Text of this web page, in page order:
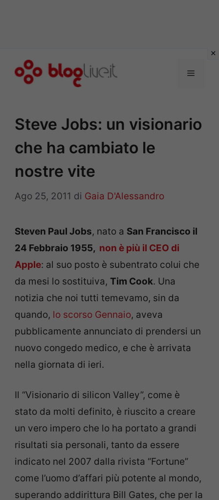
Menu
Steve Jobs: un visionario
che ha cambiato le
nostre vite
Ago 25, 2011 di Gaia D'Alessandro
Steven Paul Jobs, nato a San Francisco il
24 Febbraio 1955, non è più il CEO di
Apple: al suo posto è subentrato colui che
da mesi lo sostituiva, Tim Cook. Una
notizia che noi tutti temevamo, sin da
quando, lo scorso Gennaio, aveva
pubblicamente annunciato di prendersi un
nuovo congedo medico, e che è arrivata
nella giornata di ieri.
Il “Visionario di silicon Valley”, come è
stato da molti definito, è riuscito a creare
un vero impero che lo ha portato a grandi
risultati sia personali, tanto da essere
indicato nel 2007 dalla rivista “Fortune”
come l’uomo d’affari più potente al mondo,
superando addirittura Bill Gates, che per la